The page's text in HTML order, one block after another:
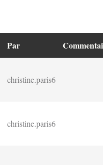
Par
christine.paris6
christine.paris6